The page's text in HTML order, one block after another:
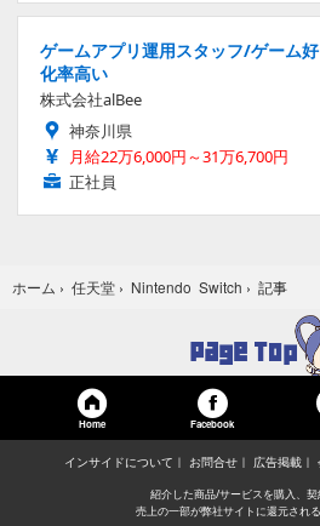
ゲームアプリ運用スタッフ/ゲーム
化率高い
株式会社alBee
神奈川県
月給22万6,000円～31万6,700円
正社員
ホーム › 任天堂 › Nintendo Switch › 記事
Home Facebook
インサイドについて お問合せ 広告掲載
紹介した商品/サービスを購入、契
売上の一部が弊社サイトに還元され